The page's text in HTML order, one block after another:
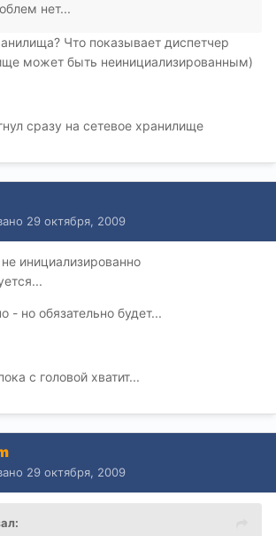
нет...
Что показывает диспетчер
может быть неинициализированным)
сразу на сетевое хранилище
29 октября, 2009
инициализированно
- но обязательно будет...
с головой хватит...
29 октября, 2009